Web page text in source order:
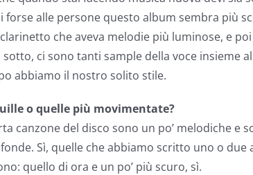
alle persone questo album sembra più
che aveva melodie più luminose, e
ci sono tanti sample della voce insieme
abbiamo il nostro solito stile.
o quelle più movimentate?
canzone del disco sono un po’ melodiche e
Sì, quelle che abbiamo scritto uno o due
quello di ora e un po’ più scuro, sì.